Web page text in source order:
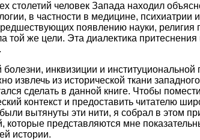
столетий человек Запада находил
в частности в медицине, психиатрии
появлению науки, религия
той же цели. Эта диалектика притеснения
инквизиции и
извлечь из исторической ткани
сделать в данной книге. Чтобы
контекст и предоставить читателю
были вытянуты эти нити, я собрал в этом
которые представляются мне
истории.